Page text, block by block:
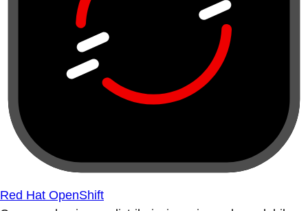
Red Hat OpenShift